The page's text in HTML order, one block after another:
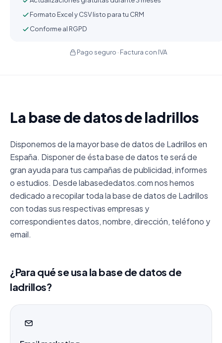
Formato Excel y CSV listo para tu CRM
Conforme al RGPD
Pago seguro · Factura con IVA
La base de datos de ladrillos
Disponemos de la mayor base de datos de Ladrillos en
España. Disponer de ésta base de datos te será de
gran ayuda para tus campañas de publicidad, informes
o estudios. Desde labasededatos.com nos hemos
dedicado a recopilar toda la base de datos de Ladrillos
con todas sus respectivas empresas y
correspondientes datos, nombre, dirección, teléfono y
email.
¿Para qué se usa la base de datos de
ladrillos?